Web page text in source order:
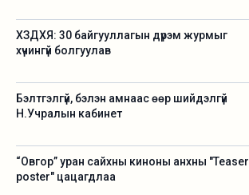
ХЗДХЯ: 30 байгууллагын дүрэм журмыг
хүчингүй болгуулав
Бэлтгэлгүй, бэлэн амнаас өөр шийдэлгүй
Н.Учралын кабинет
“Овгор” уран сайхны киноны анхны "Teaser
poster" цацагдлаа